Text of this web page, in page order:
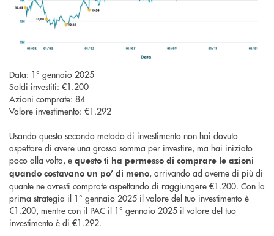
Data: 1° gennaio 2025
Soldi investiti: €1.200
Azioni comprate: 84
Valore investimento: €1.292
Usando questo secondo metodo di investimento non hai dovuto
aspettare di avere una grossa somma per investire, ma hai iniziato
poco alla volta, e questo ti ha permesso di comprare le azioni
quando costavano un po’ di meno, arrivando ad averne di più di
quante ne avresti comprate aspettando di raggiungere €1.200. Con la
prima strategia il 1° gennaio 2025 il valore del tuo investimento è
€1.200, mentre con il PAC il 1° gennaio 2025 il valore del tuo
investimento è di €1.292.